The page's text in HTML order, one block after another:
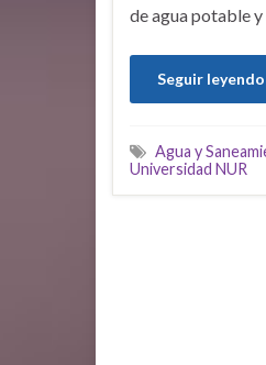
de agua potable
Seguir leyendo
Agua y
Universidad NUR